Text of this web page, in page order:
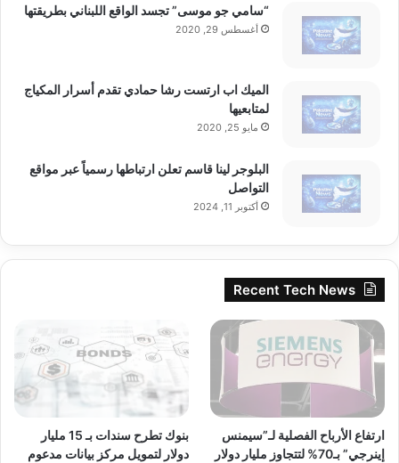
“سامي جو موسى” تجسد الواقع اللبناني بطريقتها
أغسطس 29, 2020
الميك اب ارتست رشا حمادي تقدم أسرار المكياج
لمتابعيها
مايو 25, 2020
البلوجر لينا قاسم تعلن ارتباطها رسمياً عبر مواقع
التواصل
أكتوبر 11, 2024
Recent Tech News
ارتفاع الأرباح الفصلية لـ”سيمنس
إينرجي” بـ70% لتتجاوز مليار دولار
بنوك تطرح سندات بـ 15 مليار
دولار لتمويل مركز بيانات مدعوم